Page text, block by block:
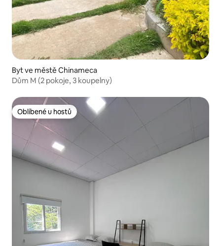
Byt ve městě Chinameca
Dům M (2 pokoje, 3 koupelny)
Oblíbené u hostů
Oblíbené u hostů